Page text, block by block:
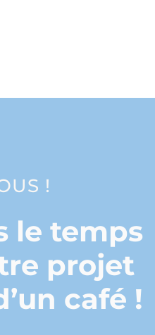
!
le temps
projet
café !